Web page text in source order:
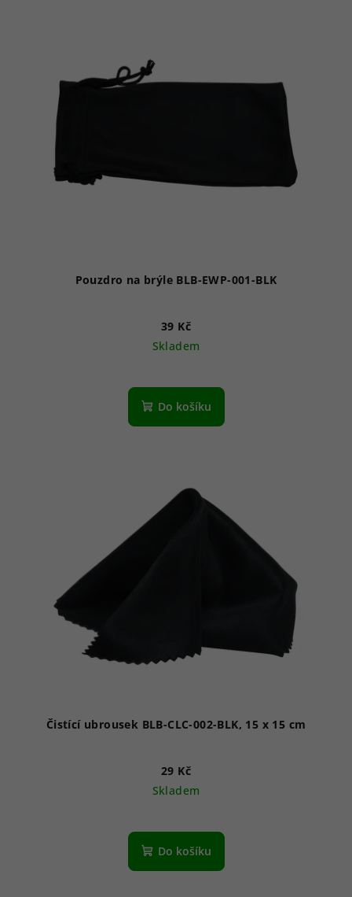
Pouzdro na brýle BLB-EWP-001-BLK
39 Kč
Skladem
Do košíku
Čistící ubrousek BLB-CLC-002-BLK, 15 x 15 cm
29 Kč
Skladem
Do košíku